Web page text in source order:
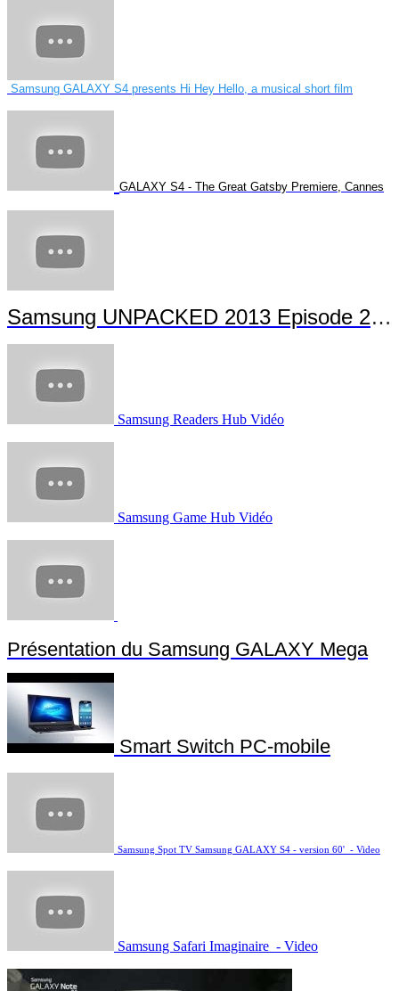
Samsung GALAXY S4 presents Hi Hey Hello, a musical short film
GALAXY S4 - The Great Gatsby Premiere, Cannes
Samsung UNPACKED 2013 Episode 2 Highlights
Samsung Readers Hub Vidéo
Samsung Game Hub Vidéo
Présentation du Samsung GALAXY Mega
Smart Switch PC-mobile
Samsung Spot TV Samsung GALAXY S4 - version 60' - Video
Samsung Safari Imaginaire - Video